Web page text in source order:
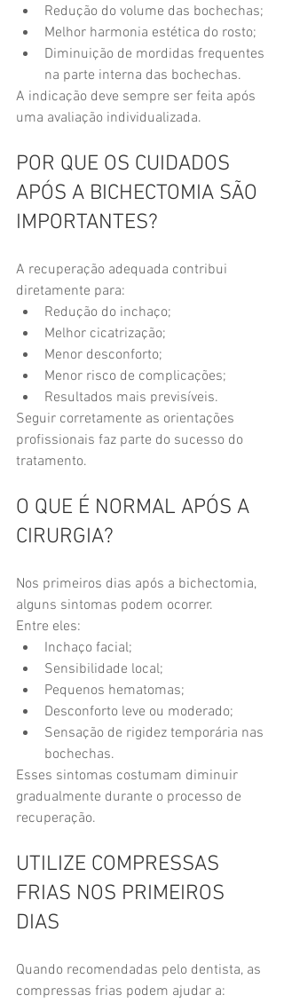
Redução do volume das bochechas;
Melhor harmonia estética do rosto;
Diminuição de mordidas frequentes
na parte interna das bochechas.
A indicação deve sempre ser feita após
uma avaliação individualizada.
POR QUE OS CUIDADOS
APÓS A BICHECTOMIA SÃO
IMPORTANTES?
A recuperação adequada contribui
diretamente para:
Redução do inchaço;
Melhor cicatrização;
Menor desconforto;
Menor risco de complicações;
Resultados mais previsíveis.
Seguir corretamente as orientações
profissionais faz parte do sucesso do
tratamento.
O QUE É NORMAL APÓS A
CIRURGIA?
Nos primeiros dias após a bichectomia,
alguns sintomas podem ocorrer.
Entre eles:
Inchaço facial;
Sensibilidade local;
Pequenos hematomas;
Desconforto leve ou moderado;
Sensação de rigidez temporária nas
bochechas.
Esses sintomas costumam diminuir
gradualmente durante o processo de
recuperação.
UTILIZE COMPRESSAS
FRIAS NOS PRIMEIROS
DIAS
Quando recomendadas pelo dentista, as
compressas frias podem ajudar a: